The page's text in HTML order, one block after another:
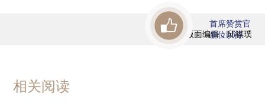
版面编辑：邱祺璞
首席赞赏官
虚位以待
相关阅读